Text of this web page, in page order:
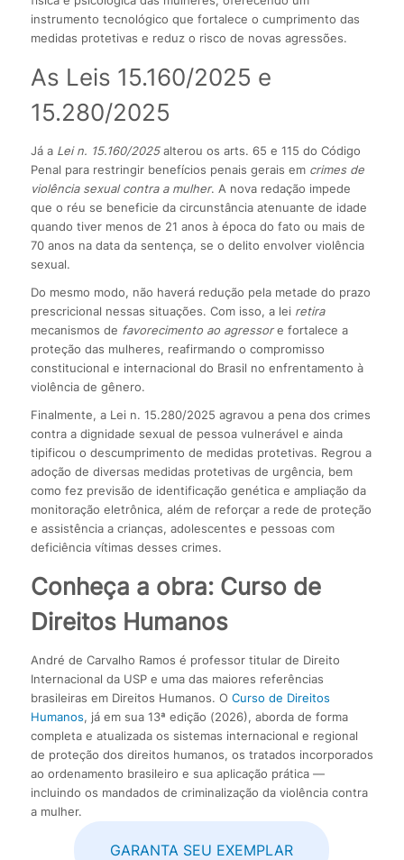
instrumento tecnológico que fortalece o cumprimento das
medidas protetivas e reduz o risco de novas agressões.
As Leis 15.160/2025 e
15.280/2025
Já a Lei n. 15.160/2025alterou os arts. 65 e 115 do Código
Penal para restringir benefícios penais gerais em crimes de
violência sexual contra a mulher. A nova redação impede
que o réu se beneficie da circunstância atenuante de idade
quando tiver menos de 21 anos à época do fato ou mais de
70 anos na data da sentença, se o delito envolver violência
sexual.
Do mesmo modo, não haverá redução pela metade do prazo
prescricional nessas situações. Com isso, a lei retira
mecanismos de favorecimento ao agressore fortalece a
proteção das mulheres, rea­firmando o compromisso
constitucional e internacional do Brasil no enfrentamento à
violência de gênero.
Finalmente, a Lei n. 15.280/2025 agravou a pena dos crimes
contra a dignidade sexual de pessoa vulnerável e ainda
tipificou o descumprimento de medidas protetivas. Regrou a
adoção de diversas medidas protetivas de urgência, bem
como fez previsão de identificação genética e ampliação da
monitoração eletrônica, além de reforçar a rede de proteção
e assistência a crianças, adolescentes e pessoas com
deficiência vítimas desses crimes.
Conheça a obra: Curso de
Direitos Humanos
André de Carvalho Ramos é professor titular de Direito
Internacional da USP e uma das maiores referências
brasileiras em Direitos Humanos. O Curso de Direitos
Humanos, já em sua 13ª edição (2026), aborda de forma
completa e atualizada os sistemas internacional e regional
de proteção dos direitos humanos, os tratados incorporados
ao ordenamento brasileiro e sua aplicação prática —
incluindo os mandados de criminalização da violência contra
a mulher.
GARANTA SEU EXEMPLAR